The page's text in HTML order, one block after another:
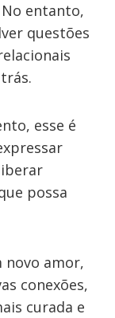
entanto,
questões
esse é
possa
novo amor,
conexões,
curada e